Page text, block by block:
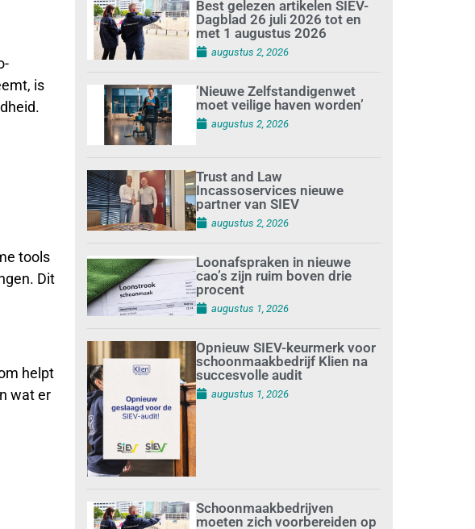
is
tools
Dit
helpt
wat er
Best gelezen artikelen SIEV-
Dagblad 26 juli 2026 tot en
met 1 augustus 2026
augustus 2, 2026
‘Nieuwe Zelfstandigenwet
moet veilige haven worden’
augustus 2, 2026
Trust and Law
Incassoservices nieuwe
partner van SIEV
augustus 2, 2026
Loonafspraken in nieuwe
cao’s zijn ruim boven drie
procent
augustus 1, 2026
Opnieuw SIEV-keurmerk voor
schoonmaakbedrijf Klien na
succesvolle audit
augustus 1, 2026
Schoonmaakbedrijven
moeten zich voorbereiden op